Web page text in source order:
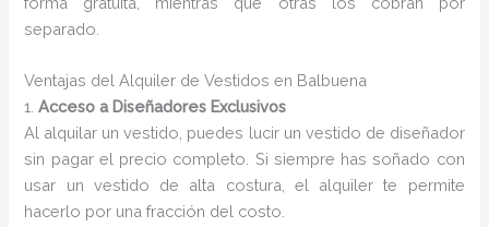
separado.
Ventajas del Alquiler de Vestidos en Balbuena
1.Acceso a Diseñadores Exclusivos
Al alquilar un vestido, puedes lucir un vestido de diseñador
sin pagar el precio completo. Si siempre has soñado con
usar un vestido de alta costura, el alquiler te permite
hacerlo por una fracción del costo.